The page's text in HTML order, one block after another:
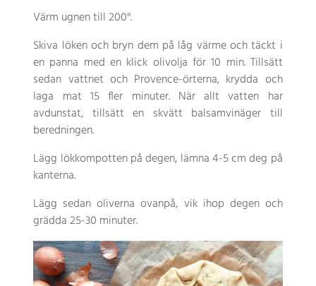
Värm ugnen till 200°.
Skiva löken och bryn dem på låg värme och täckt i
en panna med en klick olivolja för 10 min. Tillsätt
sedan vattnet och Provence-örterna, krydda och
laga mat 15 fler minuter. När allt vatten har
avdunstat, tillsätt en skvätt balsamvinäger till
beredningen.
Lägg lökkompotten på degen, lämna 4-5 cm deg på
kanterna.
Lägg sedan oliverna ovanpå, vik ihop degen och
grädda 25-30 minuter.